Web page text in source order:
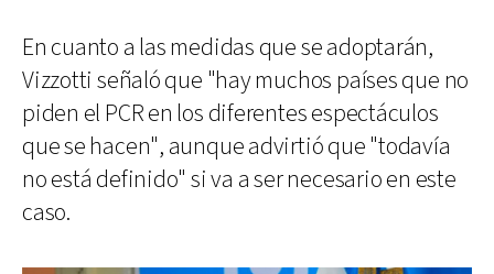
En cuanto a las medidas que se adoptarán,
Vizzotti señaló que "hay muchos países que no
piden el PCR en los diferentes espectáculos
que se hacen", aunque advirtió que "todavía
no está definido" si va a ser necesario en este
caso.